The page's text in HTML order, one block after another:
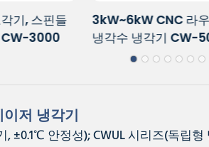
들 냉각용
7kW~15kW 스핀들
기 장치 CW-5200
저 냉각기
, ±0.1℃ 안정성); CWUL 시리즈(독립